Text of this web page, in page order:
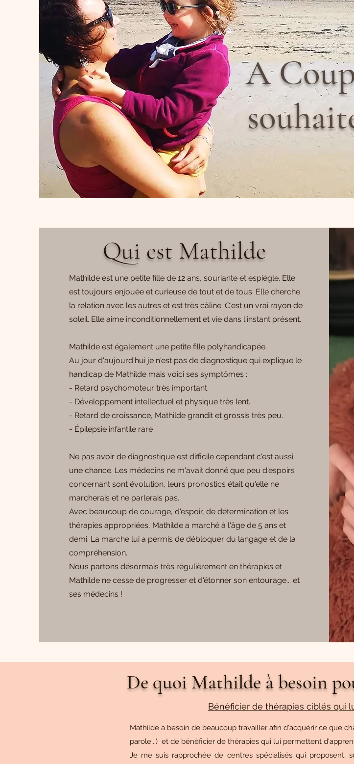
A
Qui est Mathilde
Mathilde est une petite fille de 12 ans, souriante et espiègle. Elle
est toujours enjouée et curieuse de tout et de tous. Elle cherche
la relation avec les autres et est très câline. C'est un vrai rayon de
soleil. Elle aime inconditionnellement et vie dans l'instant présent.
Mathilde est également une petite fille polyhandicapée.
Au jour d'aujourd'hui je n'est pas de diagnostique qui explique le
handicap de Mathilde mais voici ses symptômes :
- Retard psychomoteur très important.
- Développement intellectuel et physique très lent.
- Retard de croissance, Mathilde grandit et grossis très peu.
- Épilepsie infantile rare
Ne pas avoir de diagnostique est difficile cependant c'est aussi
une chance. Les médecins ne m'avait donné que peu d'espoirs
concernant sont évolution, leurs pronostics était qu'elle ne
marcherais et ne parlerais pas.
Avec beaucoup de courage, d'espoir, de détermination et les
thérapies appropriées, Mathilde a marché à l'âge de 5 ans et
demi. La marche lui a permis de débloquer du langage et de la
compréhension.
Nous partons désormais très régulièrement en thérapies et
Mathilde ne cesse de progresser et d'étonner son entourage... et
ses médecins !
Bénéficier de thérapies ciblés qui
Mathilde a besoin de beaucoup travailler afin d'acquérir ce que
parole...) et de bénéficier de thérapies qui lui permettent
Je me suis rapprochée de centres spécialisés qui proposent,
De quoi Mathilde à besoin